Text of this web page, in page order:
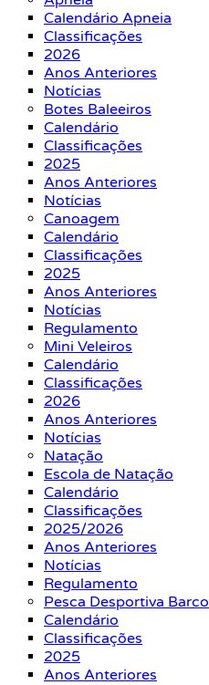
Calendário Apneia
Classificações
2026
Anos Anteriores
Notícias
Botes Baleeiros
Calendário
Classificações
2025
Anos Anteriores
Notícias
Canoagem
Calendário
Classificações
2025
Anos Anteriores
Notícias
Regulamento
Mini Veleiros
Calendário
Classificações
2026
Anos Anteriores
Notícias
Natação
Escola de Natação
Calendário
Classificações
2025/2026
Anos Anteriores
Notícias
Regulamento
Pesca Desportiva Barco
Calendário
Classificações
2025
Anos Anteriores